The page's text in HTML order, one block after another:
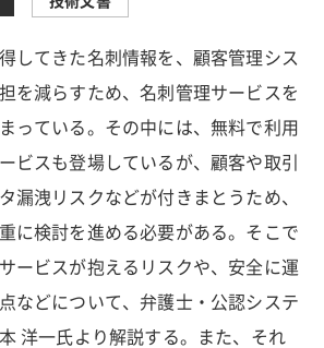
してきた名刺情報を、顧客管理シス
を減らすため、名刺管理サービスを
っている。その中には、無料で利用
ビスも登場しているが、顧客や取引
漏洩リスクなどが付きまとうため、
に検討を進める必要がある。そこで
ービスが抱えるリスクや、安全に運
などについて、弁護士・公認システ
洋一氏より解説する。また、それ